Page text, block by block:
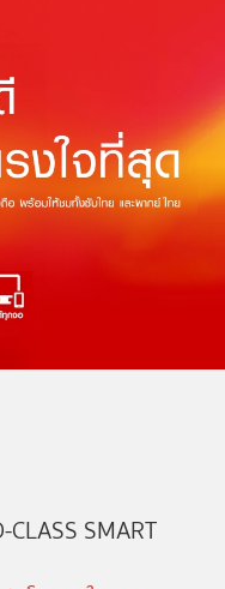
CLASS SMART